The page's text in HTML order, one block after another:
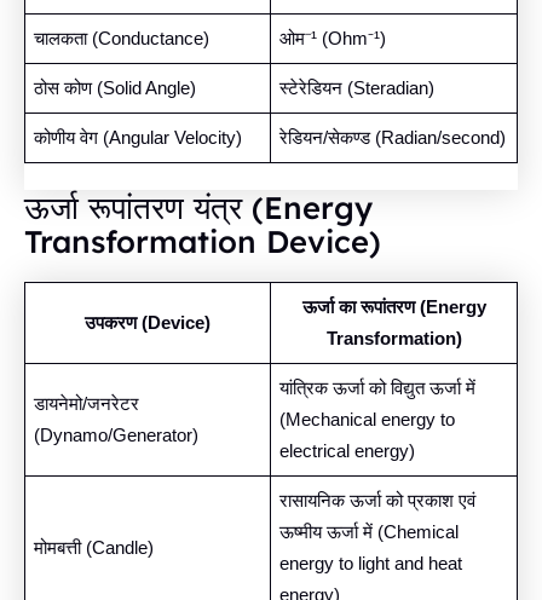
चालकता (Conductance) ओम⁻¹ (Ohm⁻¹)
ठोस कोण (Solid Angle) स्टेरेडियन (Steradian)
कोणीय वेग (Angular Velocity) रेडियन/सेकण्ड (Radian/second)
ऊर्जा रूपांतरण यंत्र (Energy
Transformation Device)
उपकरण (Device)
ऊर्जा का रूपांतरण (Energy
Transformation)
डायनेमो/जनरेटर
(Dynamo/Generator)
यांत्रिक ऊर्जा को विद्युत ऊर्जा में
(Mechanical energy to
electrical energy)
मोमबत्ती (Candle)
रासायनिक ऊर्जा को प्रकाश एवं
ऊष्मीय ऊर्जा में (Chemical
energy to light and heat
energy)